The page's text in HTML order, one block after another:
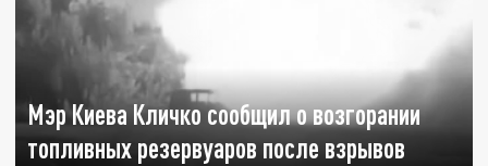
Мэр Киева Кличко сообщил о возгорании
топливных резервуаров после взрывов